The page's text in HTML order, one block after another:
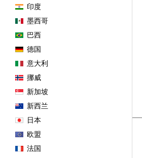
印度
墨西哥
巴西
德国
意大利
挪威
新加坡
新西兰
日本
欧盟
法国